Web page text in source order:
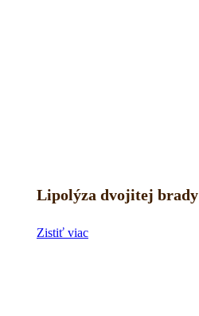
Lipolýza dvojitej brady
Zistiť viac